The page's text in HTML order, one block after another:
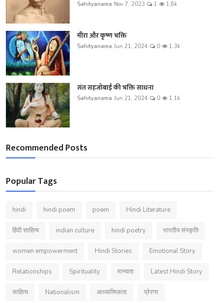
Sahityanama Nov 7, 2023 1 1.8k
मीरा और कृष्ण भक्ति
Sahityanama Jun 21, 2024 0 1.3k
संत सहजोबाई की भक्ति साधना
Sahityanama Jun 21, 2024 0 1.1k
Recommended Posts
Popular Tags
hindi hindi poem poem Hindi Literature
हिंदी साहित्य indian culture hindi poetry भारतीय संस्कृति
women empowerment Hindi Stories Emotional Story
Relationships Spirituality मानवता Latest Hindi Story
साहित्य Nationalism आध्यात्मिकता प्रेरणा